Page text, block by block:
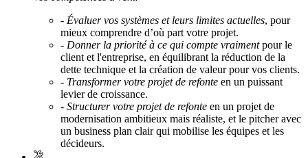
- Évaluer vos systèmes et leurs limites actuelles, pour
mieux comprendre d’où part votre projet.
- Donner la priorité à ce qui compte vraimentpour le
client et l'entreprise, en équilibrant la réduction de la
dette technique et la création de valeur pour vos clients.
- Transformer votre projet de refonte en un puissant
levier de croissance.
- Structurer votre projet de refonte en un projet de
modernisation ambitieux mais réaliste, et le pitcher avec
un business plan clair qui mobilise les équipes et les
décideurs.